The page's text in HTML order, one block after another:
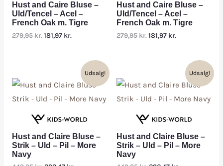
Hust and Caire Bluse –
Uld/Tencel – Acel –
French Oak m. Tigre
279,95kr.181,97 kr.
Hust and Caire Bluse –
Uld/Tencel – Acel –
French Oak m. Tigre
279,95kr.181,97 kr.
Udsalg!
Hust and Claire Bluse –
Strik – Uld – Pil – More
Navy
Udsalg!
Hust and Claire Bluse –
Strik – Uld – Pil – More
Navy